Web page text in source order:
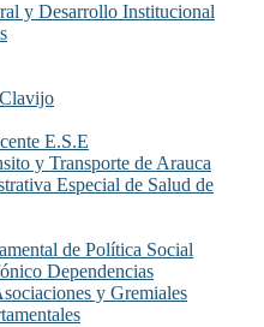
y Desarrollo Institucional
E.S.E
y Transporte de Arauca
Especial de Salud de
de Política Social
Dependencias
y Gremiales